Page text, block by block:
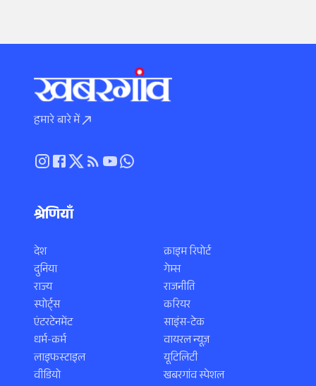
हमारे बारे में
श्रेणियाँ
देश
दुनिया
राज्य
स्पोर्ट्स
एंटरटेनमेंट
धर्म-कर्म
लाइफस्टाइल
वीडियो
क्राइम रिपोर्ट
गेम्स
राजनीति
करियर
साइंस-टेक
वायरल न्यूज़
यूटिलिटी
खबरगांव स्पेशल